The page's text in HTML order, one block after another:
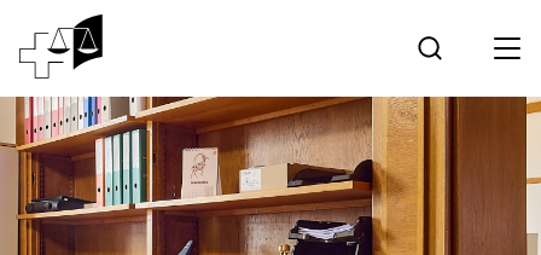
Jurisprudence
Tribunal fédéral